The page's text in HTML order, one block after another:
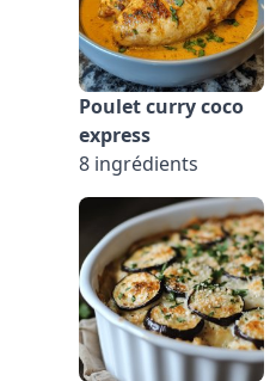
Poulet curry coco
express
8 ingrédients